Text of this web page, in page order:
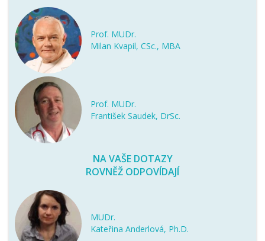
Prof. MUDr.
Milan Kvapil, CSc., MBA
Prof. MUDr.
František Saudek, DrSc.
NA VAŠE DOTAZY
ROVNĚŽ ODPOVÍDAJÍ
MUDr.
Kateřina Anderlová, Ph.D.